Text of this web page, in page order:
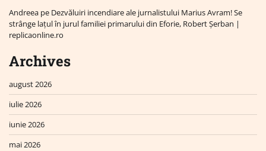
Andreea pe Dezvăluiri incendiare ale jurnalistului Marius Avram! Se
strânge lațul în jurul familiei primarului din Eforie, Robert Șerban |
replicaonline.ro
Archives
august 2026
iulie 2026
iunie 2026
mai 2026